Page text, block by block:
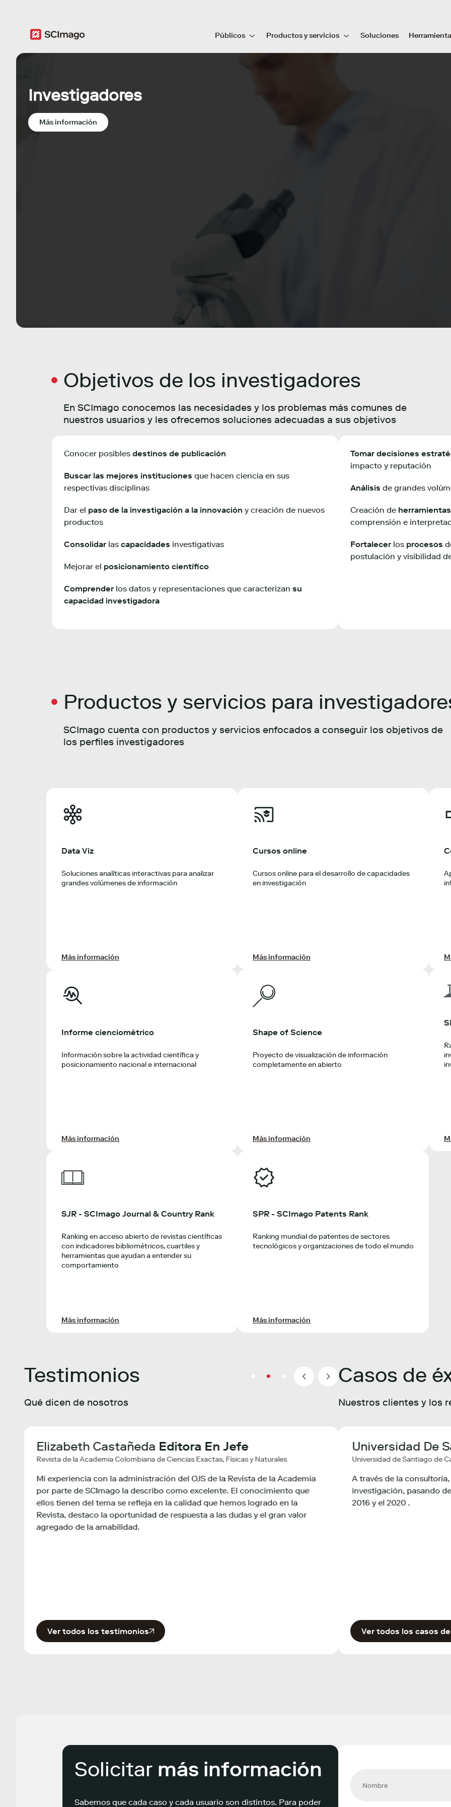
Públicos Productos y servicios Soluciones
Investigadores
Más información
Objetivos de los investigadores
En SCImago conocemos las necesidades y los problemas más comunes de
nuestros usuarios y les ofrecemos soluciones adecuadas a sus objetivos
Conocer posibles destinos de publicación
Buscar las mejores instituciones que hacen ciencia en sus
respectivas disciplinas
Dar el paso de la investigación a la innovación y creación de nuevos
productos
Consolidar las capacidades investigativas
Mejorar el posicionamiento científico
Comprender los datos y representaciones que caracterizan su
capacidad investigadora
Tomar decisiones
impacto y reputación
Análisis de grandes
Creación de
comprensión e
Fortalecer los procesos
postulación y visibilidad
Productos y servicios para
SCImago cuenta con productos y servicios enfocados a conseguir los objetivos de
los perfiles investigadores
Data Viz
Soluciones analíticas interactivas para analizar
grandes volúmenes de información
Más información
Cursos online
Cursos online para el desarrollo de capacidades
en investigación
Más información
Informe cienciométrico
Información sobre la actividad científica y
posicionamiento nacional e internacional
Más información
Shape of Science
Proyecto de visualización de información
completamente en abierto
Más información
SJR - SCImago Journal & Country Rank
Ranking en acceso abierto de revistas científicas
con indicadores bibliométricos, cuartiles y
herramientas que ayudan a entender su
comportamiento
Más información
SPR - SCImago Patents Rank
Ranking mundial de patentes de sectores
tecnológicos y organizaciones de todo el mundo
Más información
Testimonios
Qué dicen de nosotros
Elizabeth Castañeda Editora En Jefe
Revista de la Academia Colombiana de Ciencias Exactas, Físicas y Naturales
Mi experiencia con la administración del OJS de la Revista de la Academia
por parte de SCImago la describo como excelente. El conocimiento que
ellos tienen del tema se refleja en la calidad que hemos logrado en la
Revista, destaco la oportunidad de respuesta a las dudas y el gran valor
agregado de la amabilidad.
Lieve Ongena
VIB - Vlaams Instituut voor
The Scientometrics team was
analysis to benchmark our
interaction was very flexible
Ver todos los testimonios
Casos de
Nuestros clientes y los
requería
científicas del
Flanders Interuniversity Institute For
Biotechnology, Belgium.
Flanders Interuniversity Institute for Biotechnology, Belgium
A través del informe cienciométrico se proporcionaron indicadores de
productividad, indicadores de impacto y se generó benchmarking con
instituciones internacionales.
Universidad De
Universidad de Santiago de
A través de la
investigación, pasando
2016 y el 2020 .
Ver todos los casos
Solicitar más información
Sabemos que cada caso y cada usuario son distintos. Para poder